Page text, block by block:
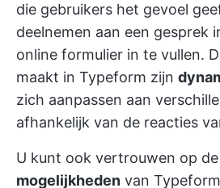
die gebruikers het gevoel
deelnemen aan een gesprek
online formulier in te vullen.
maakt in Typeform zijn
zich aanpassen aan
afhankelijk van de reacties
U kunt ook vertrouwen op de
mogelijkheden van